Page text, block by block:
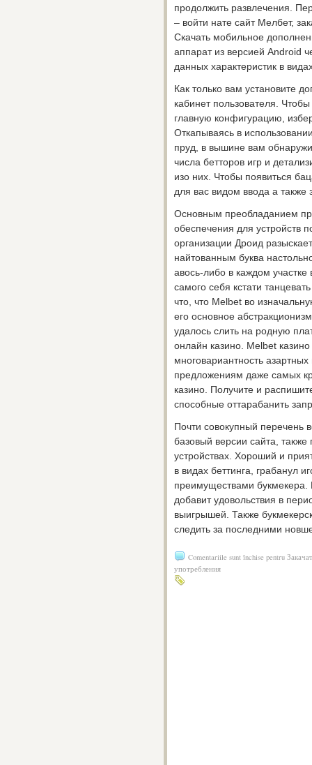
продолжить развлечения.
– войти нате сайт Мелбет,
Скачать мобильное
аппарат из версией Android
данных характеристик в
Как только вам установите
кабинет пользователя.
главную конфигурацию,
Откапываясь в
пруд, в вышине вам
числа бетторов игр и
изо них. Чтобы появиться
для вас видом ввода а также
Основным преобладанием
обеспечения для устройств
организации Дроид
найтованным буква
авось-либо в каждом
самого себя кстати
что, что Melbet во
его основное
удалось слить на родную
онлайн казино. Melbet
многовариантность
предложениям даже самых
казино. Получите и
способные оттарабанить
Почти совокупный перечень
базовый версии сайта,
устройствах. Хороший и
в видах беттинга, грабанул
преимуществами букмекера.
добавит удовольствия в
выигрышей. Также
следить за последними
Comentariile sunt închise pentru
употребления